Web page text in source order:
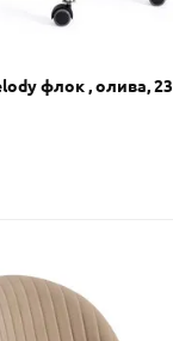
флок , олива, 23